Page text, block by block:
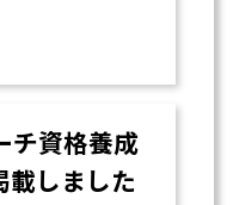
チ資格養成
載しました